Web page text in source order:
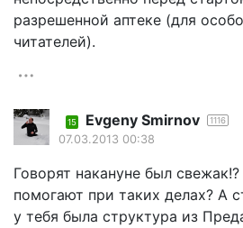
разрешенной аптеке (для
читателей).
15 Evgeny Smirnov 1116
07.03.2013 00:38
Говорят накануне был
помогают при таких делах? А
у тебя была структура из